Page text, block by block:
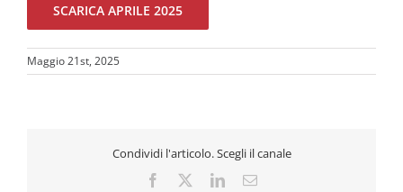
SCARICA APRILE 2025
Maggio 21st, 2025
Condividi l'articolo. Scegli il canale
Facebook LinkedInEmail